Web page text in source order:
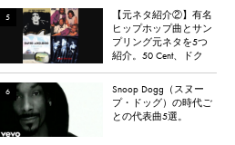
【元ネタ紹介②】有名
ヒップホップ曲とサン
プリング元ネタを5つ
紹介。50 Cent、ドク
ATCQ、タイラー・
ザ・クリエイターなど
Snoop Dogg（スヌー
プ・ドッグ）の時代ご
との代表曲5選。